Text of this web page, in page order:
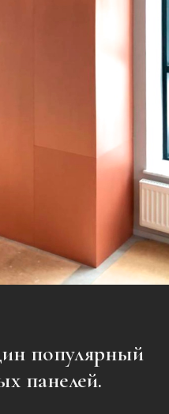
популярный
панелей.